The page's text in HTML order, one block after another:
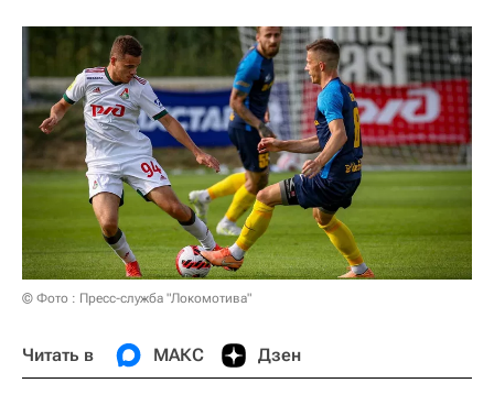
© Фото : Пресс-служба "Локомотива"
Читать в МАКС Дзен